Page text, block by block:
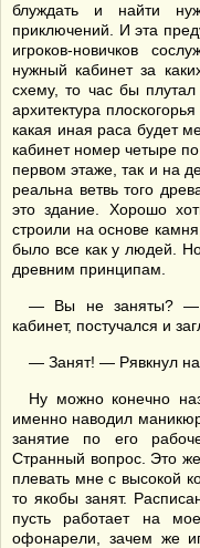
блуждать и найти
приключений. И эта
игроков-новичков
нужный кабинет за
схему, то час бы
архитектура
какая иная раса будет
кабинет номер четыре
первом этаже, так и на
реальна ветвь того
это здание. Хорошо
строили на основе
было все как у людей.
древним принципам.
— Вы не заняты? —
кабинет, постучался и
— Занят! — Рявкнул на
Ну можно конечно
именно наводил
занятие по его
Странный вопрос. Это
плевать мне с высокой
то якобы занят.
пусть работает на
офонарели, зачем же